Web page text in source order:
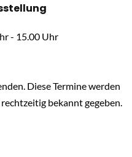
- 15.00 Uhr
Diese Termine werden
bekannt gegeben.